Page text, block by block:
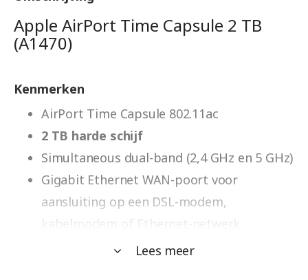
Apple AirPort Time Capsule 2 TB
(A1470)
Kenmerken
AirPort Time Capsule 802.11ac
2 TB harde schijf
Simultaneous dual-band (2,4 GHz en 5 GHz)
Gigabit Ethernet WAN-poort voor
aansluiting op een DSL-modem,
kabelmodem of Ethernet-netwerk
USB 2-poort voor aansluiting van een USB-
Lees meer